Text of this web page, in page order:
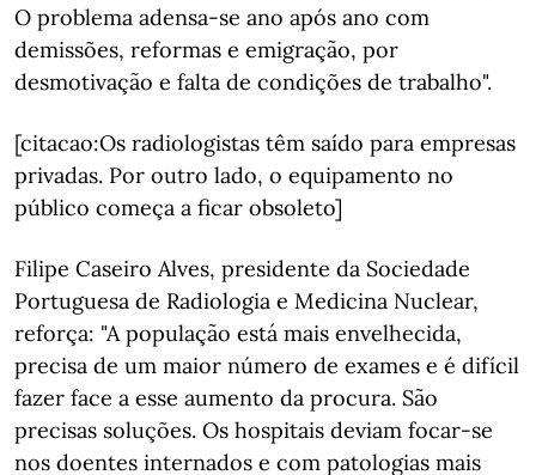
O problema adensa-se ano após ano com
demissões, reformas e emigração, por
desmotivação e falta de condições de trabalho".
[citacao:Os radiologistas têm saído para empresas
privadas. Por outro lado, o equipamento no
público começa a ficar obsoleto]
Filipe Caseiro Alves, presidente da Sociedade
Portuguesa de Radiologia e Medicina Nuclear,
reforça: "A população está mais envelhecida,
precisa de um maior número de exames e é difícil
fazer face a esse aumento da procura. São
precisas soluções. Os hospitais deviam focar-se
nos doentes internados e com patologias mais